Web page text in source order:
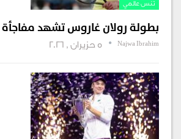
تنس عالمي
بطولة رولان غاروس تشهد مفاجأة
Najwa Ibrahim